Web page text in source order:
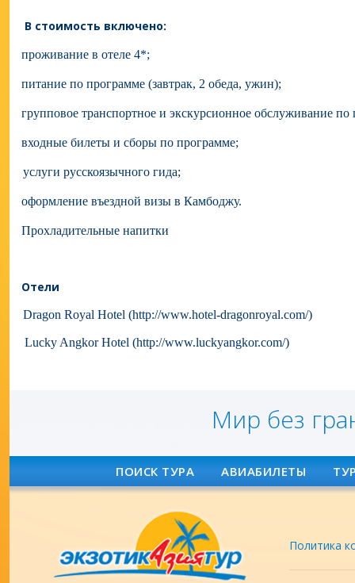
В стоимость включено:
проживание в отеле 4*;
питание по программе (завтрак, 2 обеда, ужин);
групповое транспортное и экскурсионное обслуживание по
входные билеты и сборы по программе;
услуги русскоязычного гида;
оформление въездной визы в Камбоджу.
Прохладительные напитки
Отели
Dragon Royal Hotel (http://www.hotel-dragonroyal.com/)
Lucky Angkor Hotel (http://www.luckyangkor.com/)
Мир без
ПОИСК ТУРА АВИАБИЛЕТЫ
Политика